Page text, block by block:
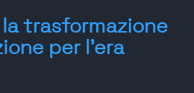
la trasformazione
per l'era